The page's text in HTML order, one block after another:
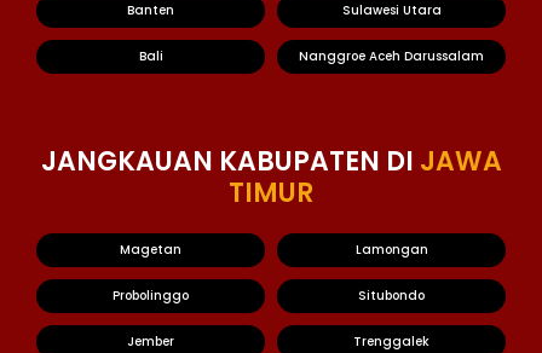
Banten Sulawesi Utara
Bali Nanggroe Aceh Darussalam
JANGKAUAN KABUPATEN DI JAWA
TIMUR
Magetan Lamongan
Probolinggo Situbondo
Jember Trenggalek